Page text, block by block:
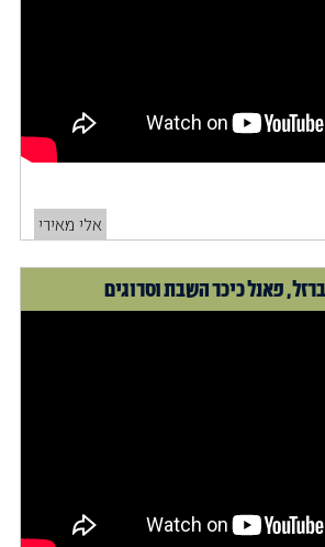
אלי מאירי
פאנל כיכר השבת וסרוגים